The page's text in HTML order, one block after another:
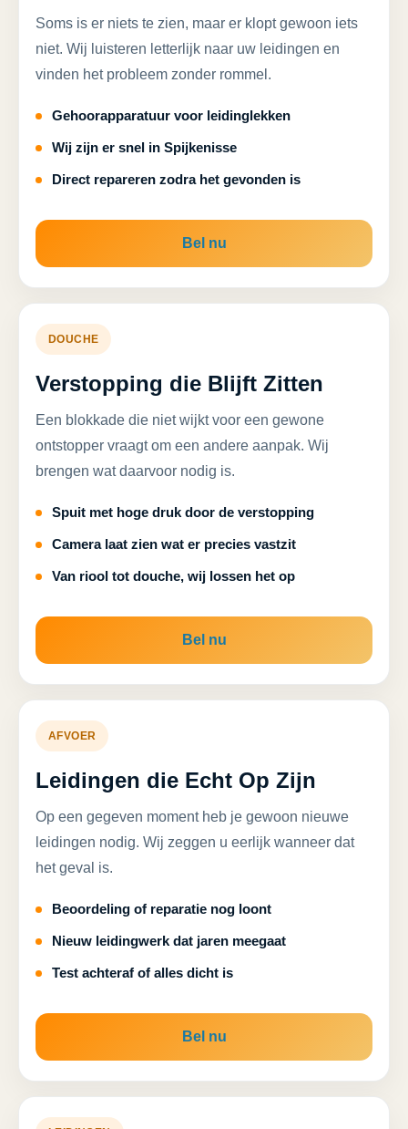
Soms is er niets te zien, maar er klopt gewoon iets
niet. Wij luisteren letterlijk naar uw leidingen en
vinden het probleem zonder rommel.
Gehoorapparatuur voor leidinglekken
Wij zijn er snel in Spijkenisse
Direct repareren zodra het gevonden is
Bel nu
DOUCHE
Verstopping die Blijft Zitten
Een blokkade die niet wijkt voor een gewone
ontstopper vraagt om een andere aanpak. Wij
brengen wat daarvoor nodig is.
Spuit met hoge druk door de verstopping
Camera laat zien wat er precies vastzit
Van riool tot douche, wij lossen het op
Bel nu
AFVOER
Leidingen die Echt Op Zijn
Op een gegeven moment heb je gewoon nieuwe
leidingen nodig. Wij zeggen u eerlijk wanneer dat
het geval is.
Beoordeling of reparatie nog loont
Nieuw leidingwerk dat jaren meegaat
Test achteraf of alles dicht is
Bel nu